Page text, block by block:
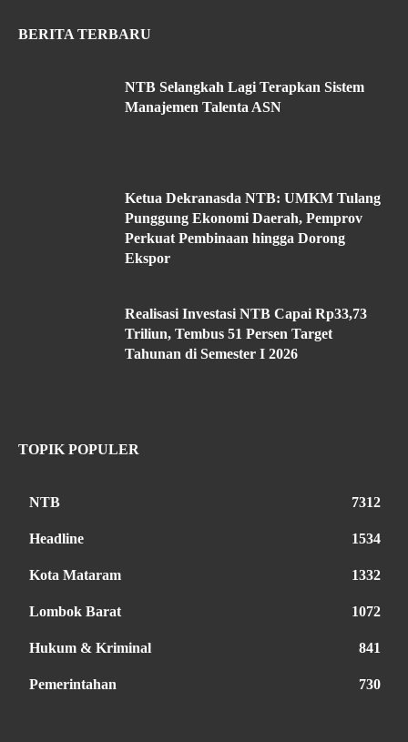
BERITA TERBARU
NTB Selangkah Lagi Terapkan Sistem
Manajemen Talenta ASN
Ketua Dekranasda NTB: UMKM Tulang
Punggung Ekonomi Daerah, Pemprov
Perkuat Pembinaan hingga Dorong
Ekspor
Realisasi Investasi NTB Capai Rp33,73
Triliun, Tembus 51 Persen Target
Tahunan di Semester I 2026
TOPIK POPULER
NTB 7312
Headline 1534
Kota Mataram 1332
Lombok Barat 1072
Hukum & Kriminal 841
Pemerintahan 730